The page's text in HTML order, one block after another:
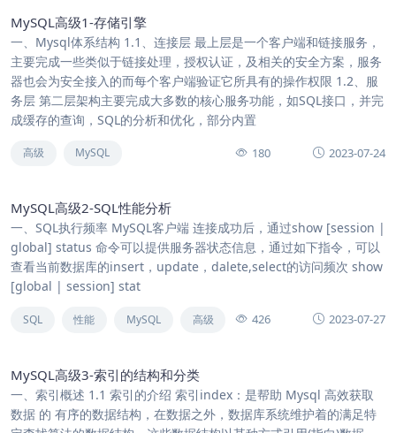
MySQL高级1-存储引擎
一、Mysql体系结构 1.1、连接层 最上层是一个客户端和链接服务，
主要完成一些类似于链接处理，授权认证，及相关的安全方案，服务
器也会为安全接入的而每个客户端验证它所具有的操作权限 1.2、服
务层 第二层架构主要完成大多数的核心服务功能，如SQL接口，并完
成缓存的查询，SQL的分析和优化，部分内置
高级 MySQL 180 2023-07-24
MySQL高级2-SQL性能分析
一、SQL执行频率 MySQL客户端 连接成功后，通过show [session |
global] status 命令可以提供服务器状态信息，通过如下指令，可以
查看当前数据库的insert，update，dalete,select的访问频次 show
[global | session] stat
SQL 性能 MySQL 高级 426 2023-07-27
MySQL高级3-索引的结构和分类
一、索引概述 1.1 索引的介绍 索引index：是帮助 Mysql 高效获取
数据 的 有序的数据结构，在数据之外，数据库系统维护着的满足特